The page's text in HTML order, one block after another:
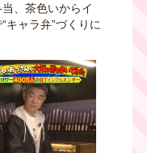
、茶色いからイ
キャラ弁”づくりに